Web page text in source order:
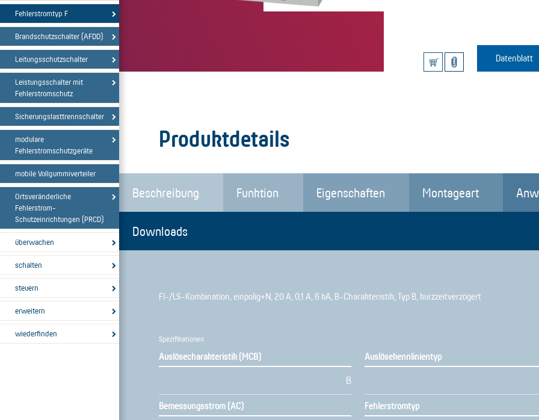
Fehlerstromtyp F
Brandschutzschalter (AFDD)
Leitungsschutzschalter
Leistungsschalter mit
Fehlerstromschutz
Sicherungslasttrennschalter
modulare
Fehlerstromschutzgeräte
mobile Vollgummiverteiler
Ortsveränderliche
Fehlerstrom-
Schutzeinrichtungen (PRCD)
überwachen
schalten
steuern
erweitern
wiederfinden
Datenblatt
Produktdetails
Beschreibung Funktion Eigenschaften Montageart
Downloads
FI-/LS-Kombination, einpolig+N, 20 A, 0,1 A, 6 kA, B-Charakteristik, Typ B, kurzzeitverzögert
Spezifikationen
Auslösecharakteristik (MCB)
B
Auslösekennlinientyp
Bemessungsstrom (AC) Fehlerstromtyp